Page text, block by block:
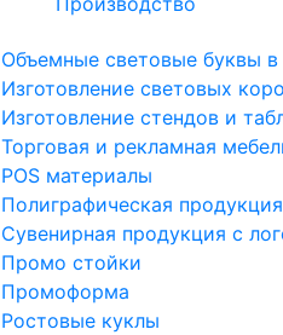
Объемные световые буквы
Изготовление световых
Изготовление стендов и
Торговая и рекламная
POS материалы
Полиграфическая продукция
Сувенирная продукция с
Промо стойки
Промоформа
Ростовые куклы